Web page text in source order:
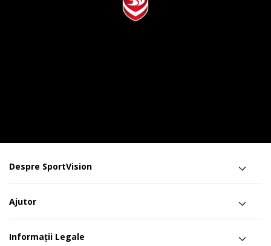
Despre SportVision
Ajutor
Informații Legale